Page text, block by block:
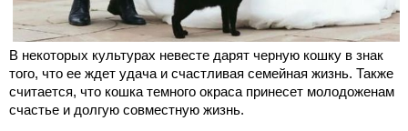
В некоторых культурах невесте дарят черную кошку в знак
того, что ее ждет удача и счастливая семейная жизнь. Также
считается, что кошка темного окраса принесет молодоженам
счастье и долгую совместную жизнь.